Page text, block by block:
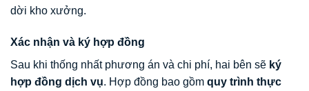
dời kho xưởng.
Xác nhận và ký hợp đồng
Sau khi thống nhất phương án và chi phí, hai bên sẽ ký
hợp đồng dịch vụ. Hợp đồng bao gồm quy trình thực